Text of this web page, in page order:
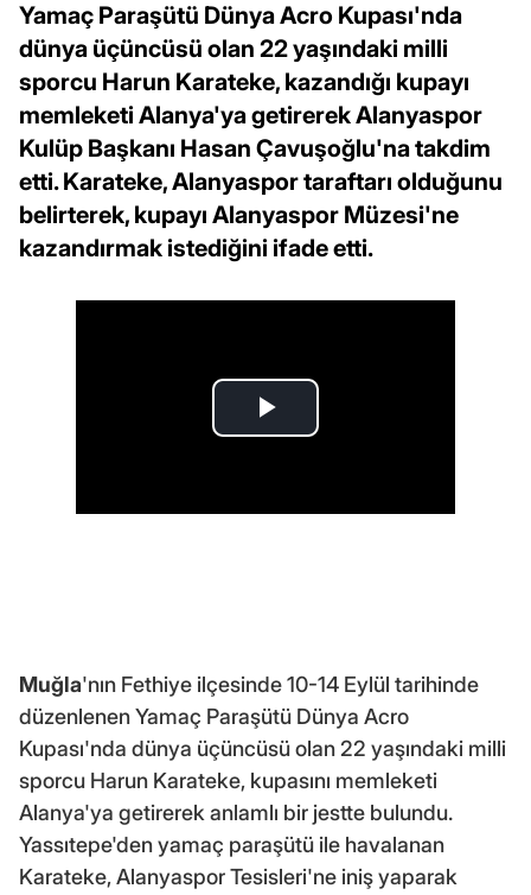
Yamaç Paraşütü Dünya Acro Kupası'nda
dünya üçüncüsü olan 22 yaşındaki milli
sporcu Harun Karateke, kazandığı kupayı
memleketi Alanya'ya getirerek Alanyaspor
Kulüp Başkanı Hasan Çavuşoğlu'na takdim
etti. Karateke, Alanyaspor taraftarı olduğunu
belirterek, kupayı Alanyaspor Müzesi'ne
kazandırmak istediğini ifade etti.
Muğla'nın Fethiye ilçesinde 10-14 Eylül tarihinde
düzenlenen Yamaç Paraşütü Dünya Acro
Kupası'nda dünya üçüncüsü olan 22 yaşındaki milli
sporcu Harun Karateke, kupasını memleketi
Alanya'ya getirerek anlamlı bir jestte bulundu.
Yassıtepe'den yamaç paraşütü ile havalanan
Karateke, Alanyaspor Tesisleri'ne iniş yaparak